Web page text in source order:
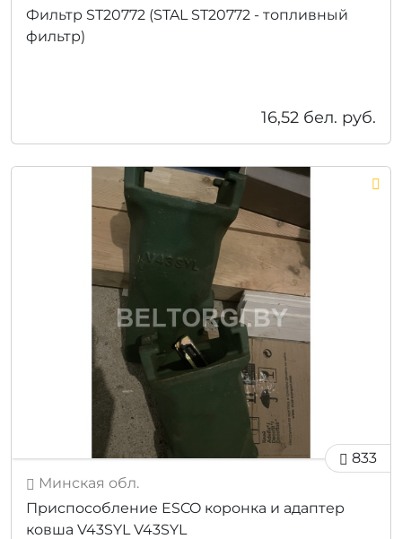
Фильтр ST20772 (STAL ST20772 - топливный
фильтр)
16,52 бел. руб.
833
Минская обл.
Приспособление ESCO коронка и адаптер
ковша V43SYL V43SYL